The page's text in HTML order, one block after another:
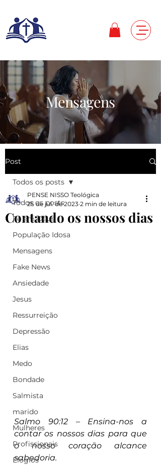
Mensagens
Post
Todos os posts
Fé em Deus
População Idosa
Mensagens
Fake News
Ansiedade
Jesus
Ressurreição
Depressão
Elias
Medo
Bondade
Salmista
marido
Mulheres
Profissionais
Elogios
Todos os posts
Contando os nossos dias
PENSE NISSO Teológica
25 de jul. de 2023 2 min de leitura
Salmo 90:12 – Ensina-nos a
contar os nossos dias para que
o nosso coração alcance
sabedoria.